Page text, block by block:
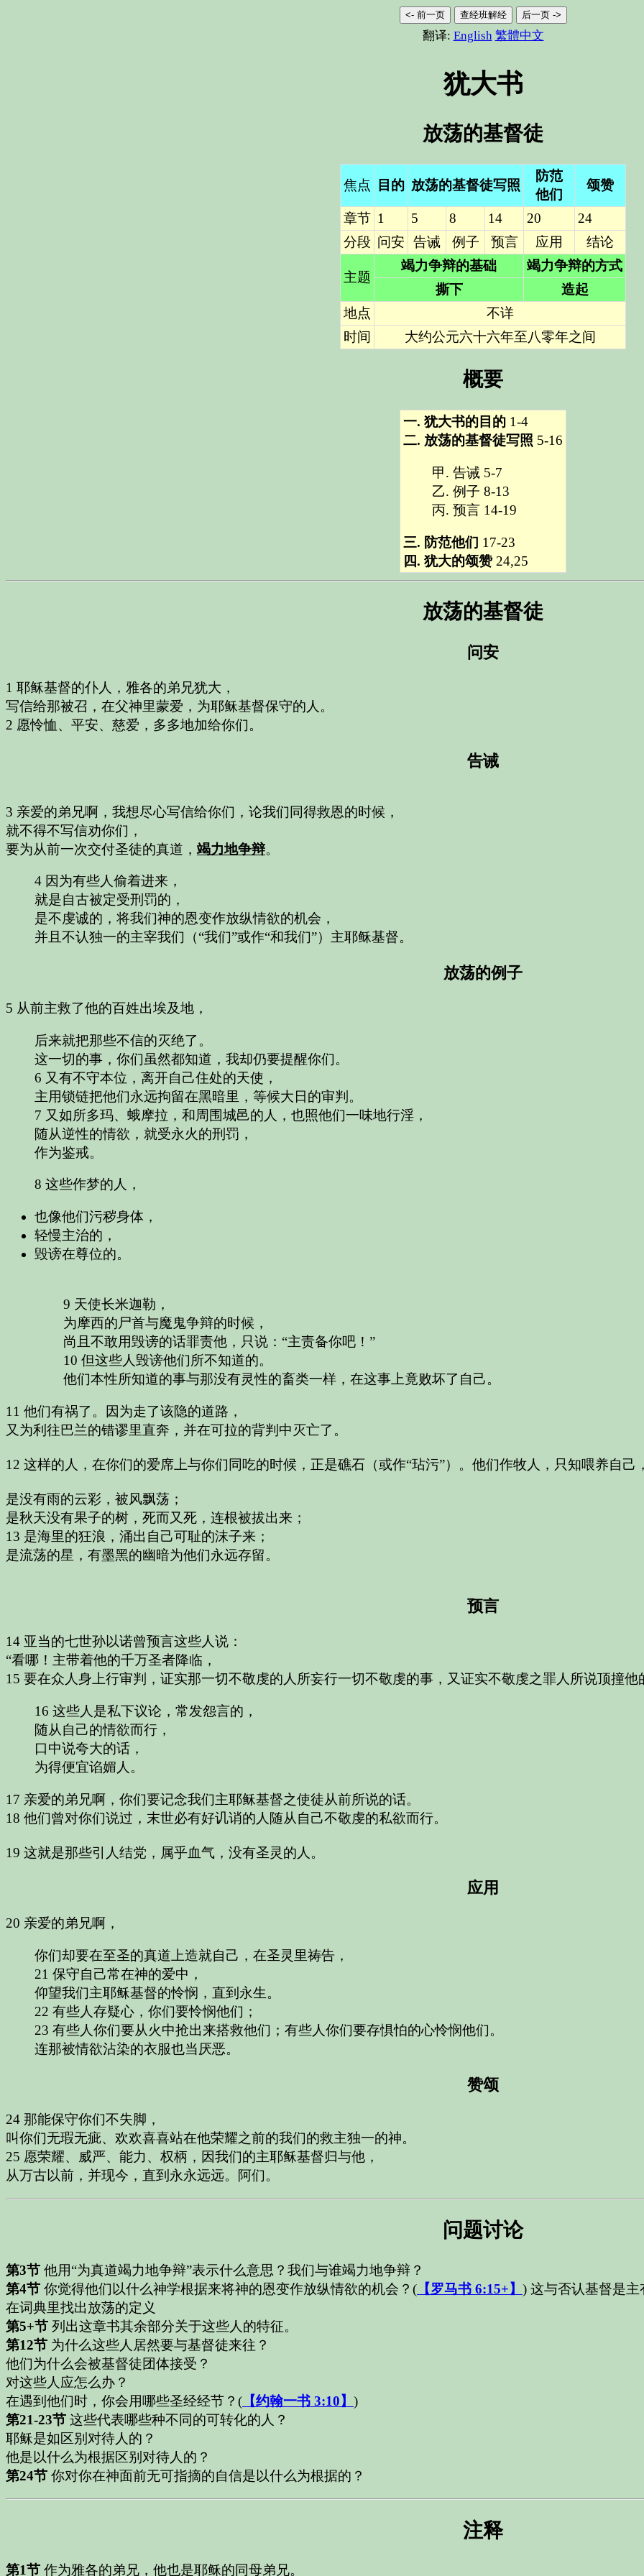
<- 前一页 查经班解经 后一页 ->
翻译: English 繁體中文
犹大书
放荡的基督徒
焦点 目的 放荡的基督徒写照
防范
他们
颂赞
章节 1 5 8 14 20
24
分段 问安 告诫 例子 预言 应用 结论
主题
竭力争辩的基础
竭力争辩的方式
撕下
造起
地点
不详
时间
大约公元六十六年至八零年之间
概要
一. 犹大书的目的 1-4
二. 放荡的基督徒写照 5-16
甲. 告诫5-7
乙. 例子 8-13
丙. 预言14-19
三. 防范他们 17-23
四. 犹大的颂赞 24,25
放荡的基督徒
问安
1 耶稣基督的仆人，雅各的弟兄犹大，
写信给那被召，在父神里蒙爱，为耶稣基督保守的人。
2 愿怜恤、平安、慈爱，多多地加给你们。
告诫
3 亲爱的弟兄啊，我想尽心写信给你们，论我们同得救恩的时候，
就不得不写信劝你们，
要为从前一次交付圣徒的真道， 竭力地争辩。
4 因为有些人偷着进来，
就是自古被定受刑罚的，
是不虔诚的，将我们神的恩变作放纵情欲的机会，
并且不认独一的主宰我们（“我们”或作“和我们”）主耶稣基督。
放荡的例子
5 从前主救了他的百姓出埃及地，
后来就把那些不信的灭绝了。
这一切的事，你们虽然都知道，我却仍要提醒你们。
6 又有不守本位，离开自己住处的天使，
主用锁链把他们永远拘留在黑暗里，等候大日的审判。
7 又如所多玛、蛾摩拉，和周围城邑的人，也照他们一味地行淫，
随从逆性的情欲，就受永火的刑罚，
作为鉴戒。
8 这些作梦的人，
也像他们污秽身体，
轻慢主治的，
毁谤在尊位的。
9 天使长米迦勒，
为摩西的尸首与魔鬼争辩的时候，
尚且不敢用毁谤的话罪责他，只说：“主责备你吧！”
10 但这些人毁谤他们所不知道的。
他们本性所知道的事与那没有灵性的畜类一样，在这事上竟败坏了自己。
11 他们有祸了。因为走了该隐的道路，
又为利往巴兰的错谬里直奔，并在可拉的背判中灭亡了。
12 这样的人，在你们的爱席上与你们同吃的时候，正是礁石（或作“玷污”）。他们作牧人，只知喂养自己
是没有雨的云彩，被风飘荡；
是秋天没有果子的树，死而又死，连根被拔出来；
13 是海里的狂浪，涌出自己可耻的沫子来；
是流荡的星，有墨黑的幽暗为他们永远存留。
预言
14 亚当的七世孙以诺曾预言这些人说：
“看哪！主带着他的千万圣者降临，
15 要在众人身上行审判，证实那一切不敬虔的人所妄行一切不敬虔的事，又证实不敬虔之罪人所说顶撞他
16 这些人是私下议论，常发怨言的，
随从自己的情欲而行，
口中说夸大的话，
为得便宜谄媚人。
17 亲爱的弟兄啊，你们要记念我们主耶稣基督之使徒从前所说的话。
18 他们曾对你们说过，末世必有好讥诮的人随从自己不敬虔的私欲而行。
19 这就是那些引人结党，属乎血气，没有圣灵的人。
应用
20 亲爱的弟兄啊，
你们却要在至圣的真道上造就自己，在圣灵里祷告，
21 保守自己常在神的爱中，
仰望我们主耶稣基督的怜悯，直到永生。
22 有些人存疑心，你们要怜悯他们；
23 有些人你们要从火中抢出来搭救他们；有些人你们要存惧怕的心怜悯他们。
连那被情欲沾染的衣服也当厌恶。
赞颂
24 那能保守你们不失脚，
叫你们无瑕无疵、欢欢喜喜站在他荣耀之前的我们的救主独一的神。
25 愿荣耀、威严、能力、权柄，因我们的主耶稣基督归与他，
从万古以前，并现今，直到永永远远。阿们。
问题讨论
第3节 他用“为真道竭力地争辩”表示什么意思？我们与谁竭力地争辩？
第4节 你觉得他们以什么神学根据来将神的恩变作放纵情欲的机会？ ( 【罗马书 6:15+】 ) 这与否认基督是主
在词典里找出放荡的定义
第5+节 列出这章书其余部分关于这些人的特征。
第12节 为什么这些人居然要与基督徒来往？
他们为什么会被基督徒团体接受？
对这些人应怎么办？
在遇到他们时，你会用哪些圣经经节？ ( 【约翰一书 3:10】 )
第21-23节 这些代表哪些种不同的可转化的人？
耶稣是如区别对待人的？
他是以什么为根据区别对待人的？
第24节 你对你在神面前无可指摘的自信是以什么为根据的？
注释
第1节 作为雅各的弟兄，他也是耶稣的同母弟兄。